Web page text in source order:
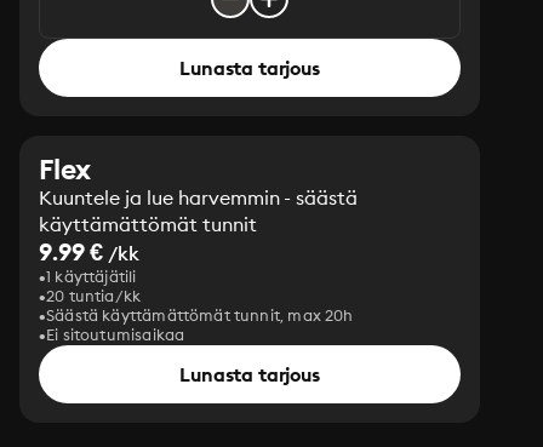
Lunasta tarjous
Flex
Kuuntele ja lue harvemmin - säästä
käyttämättömät tunnit
9.99 € /kk
1 käyttäjätili
20 tuntia/kk
Säästä käyttämättömät tunnit, max 20h
Ei sitoutumisaikaa
Lunasta tarjous